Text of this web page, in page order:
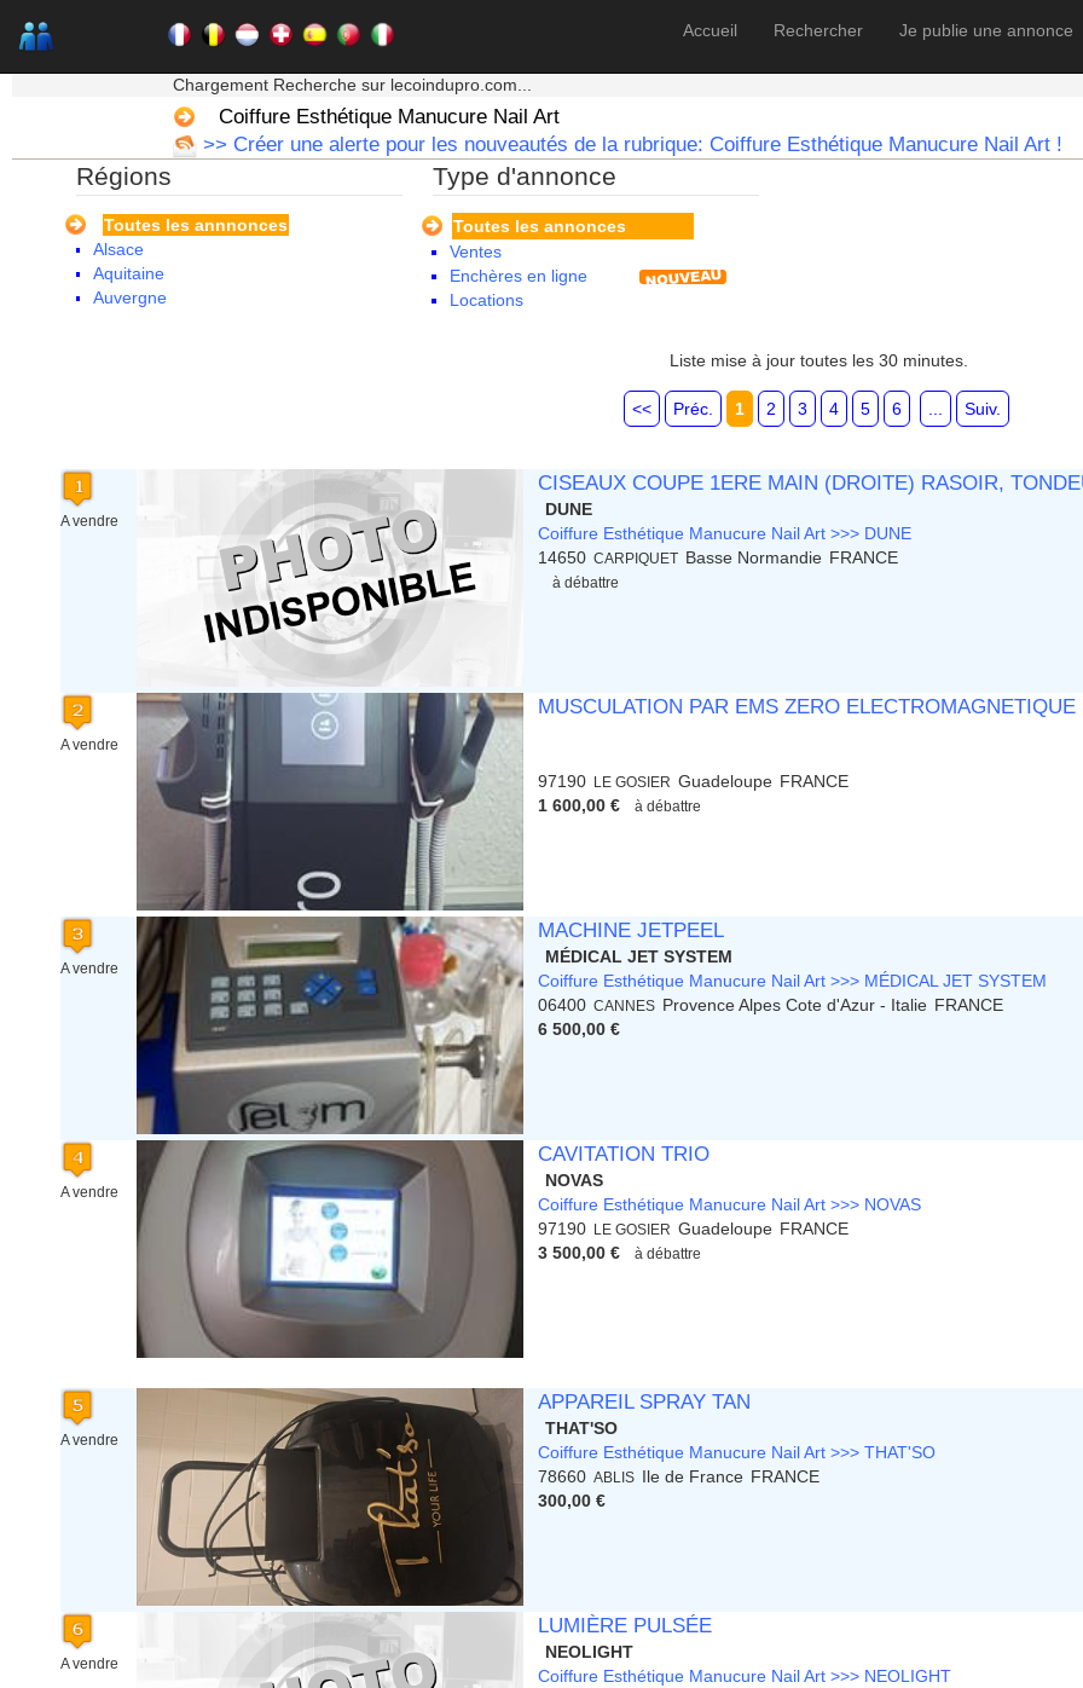
Accueil Rechercher Je publie une annonce
Chargement Recherche sur lecoindupro.com...
Coiffure Esthétique Manucure Nail Art
>> Créer une alerte pour les nouveautés de la rubrique: Coiffure Esthétique Manucure Nail Art !
Régions
Toutes les annnonces
Alsace
Aquitaine
Auvergne
Franche Comte - Suisse
Guyane
Languedoc Roussillon
Mayotte
Midi Pyrenees - Espagne -
Nord Pas de Calais - Belgique -
Pays Bas
Pays de la Loire
Poitou Charentes
Principauté de Monaco
Provence Alpes Cote d'Azur -
Italie
Rhone Alpes
Type d'annonce
Toutes les annonces
Ventes
Enchères en ligne
Locations
Liste mise à jour toutes les 30 minutes.
<< Préc. 1 2 3 4 5 6 ... Suiv.
A vendre
CISEAUX COUPE 1ERE MAIN (DROITE) RASOIR,
DUNE
Coiffure Esthétique Manucure Nail Art >>> DUNE
14650 CARPIQUET Basse Normandie FRANCE
à débattre
A vendre
MUSCULATION PAR EMS ZERO ELECTROMAGNETIQUE
97190 LE GOSIER Guadeloupe FRANCE
1 600,00 €
à débattre
A vendre
MACHINE JETPEEL
MÉDICAL JET SYSTEM
Coiffure Esthétique Manucure Nail Art >>> MÉDICAL JET SYSTEM
06400 CANNES Provence Alpes Cote d'Azur - Italie FRANCE
6 500,00 €
A vendre
CAVITATION TRIO
NOVAS
Coiffure Esthétique Manucure Nail Art >>> NOVAS
97190
LE GOSIER Guadeloupe FRANCE
3 500,00 €
à débattre
A vendre
APPAREIL SPRAY TAN
THAT'SO
Coiffure Esthétique Manucure Nail Art >>> THAT'SO
78660 ABLIS Ile de France FRANCE
300,00 €
A vendre
LUMIÈRE PULSÉE
NEOLIGHT
Coiffure Esthétique Manucure Nail Art >>> NEOLIGHT